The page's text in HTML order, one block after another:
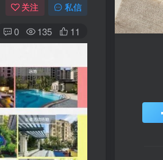
关注 私信
0 135 11